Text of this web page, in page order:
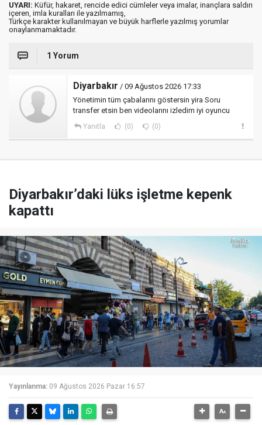
UYARI: Küfür, hakaret, rencide edici cümleler veya imalar, inançlara saldırı
içeren, imla kuralları ile yazılmamış,
Türkçe karakter kullanılmayan ve büyük harflerle yazılmış yorumlar
onaylanmamaktadır.
1 Yorum
Diyarbakır / 09 Ağustos 2026 17:33
Yönetimin tüm çabalarını göstersin yira Soru
transfer etsin ben videolarını izledim iyi oyuncu
Yanıtla (0) (0)
Diyarbakır’daki lüks işletme kepenk
kapattı
Yayınlanma: 09 Ağustos 2026 Pazar 16:57